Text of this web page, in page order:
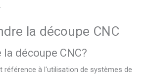
la découpe CNC
la découpe CNC?
référence à l'utilisation de systèmes de